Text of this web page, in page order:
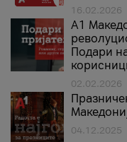
16.02.2026
А1
Подари
02.02.2026
04.12.2025